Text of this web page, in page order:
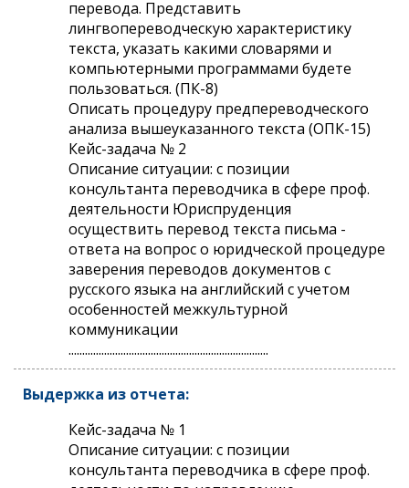
перевода. Представить
лингвопереводческую характеристику
текста, указать какими словарями и
компьютерными программами будете
пользоваться. (ПК-8)
Описать процедуру предпереводческого
анализа вышеуказанного текста (ОПК-15)
Кейс-задача № 2
Описание ситуации: с позиции
консультанта переводчика в сфере проф.
деятельности Юриспруденция
осуществить перевод текста письма -
ответа на вопрос о юридческой процедуре
заверения переводов документов с
русского языка на английский с учетом
особенностей межкультурной
коммуникации
.........................................................................
Выдержка из отчета:
Кейс-задача № 1
Описание ситуации: с позиции
консультанта переводчика в сфере проф.